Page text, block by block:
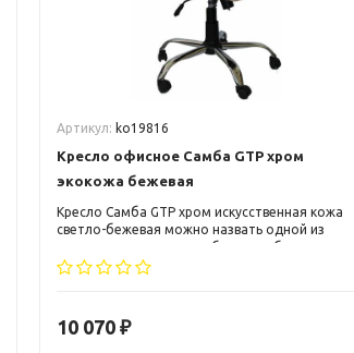
Артикул: ko19816
Кресло офисное Самба GTP хром
экокожа бежевая
Кресло Самба GTP хром искусственная кожа
светло-бежевая можно назвать одной из
самых передовых разработок в области
дизайна и эргономики компьютерных кресел.
10 070 ₽